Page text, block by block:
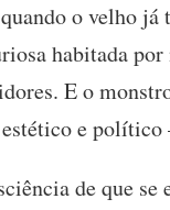
o velho já
habitada por
E o
e
de que se